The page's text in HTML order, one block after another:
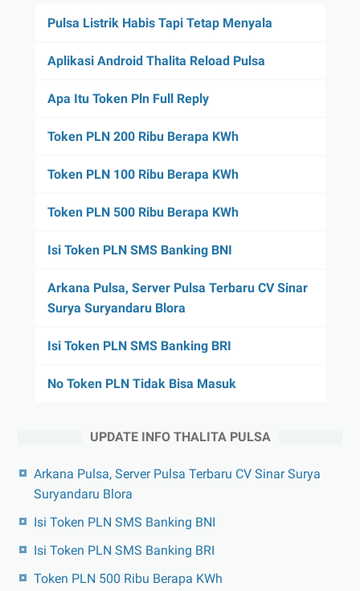
Pulsa Listrik Habis Tapi Tetap Menyala
Aplikasi Android Thalita Reload Pulsa
Apa Itu Token Pln Full Reply
Token PLN 200 Ribu Berapa KWh
Token PLN 100 Ribu Berapa KWh
Token PLN 500 Ribu Berapa KWh
Isi Token PLN SMS Banking BNI
Arkana Pulsa, Server Pulsa Terbaru CV Sinar
Surya Suryandaru Blora
Isi Token PLN SMS Banking BRI
No Token PLN Tidak Bisa Masuk
UPDATE INFO THALITA PULSA
Arkana Pulsa, Server Pulsa Terbaru CV Sinar Surya
Suryandaru Blora
Isi Token PLN SMS Banking BNI
Isi Token PLN SMS Banking BRI
Token PLN 500 Ribu Berapa KWh